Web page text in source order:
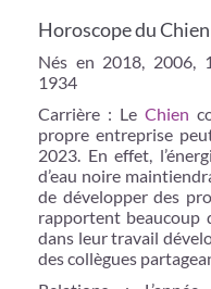
Horoscope du
Nés en 2018, 2006,
1934
Carrière : Le Chien
propre entreprise
2023. En effet,
d’eau noire
de développer des
rapportent beaucoup
dans leur travail
des collègues